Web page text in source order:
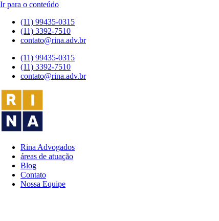
Ir para o conteúdo
(11) 99435-0315
(11) 3392-7510
contato@rina.adv.br
(11) 99435-0315
(11) 3392-7510
contato@rina.adv.br
Rina Advogados
áreas de atuação
Blog
Contato
Nossa Equipe